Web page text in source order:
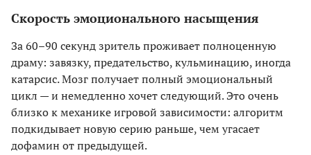
Скорость эмоционального насыщения
За 60–90 секунд зритель проживает полноценную
драму: завязку, предательство, кульминацию, иногда
катарсис. Мозг получает полный эмоциональный
цикл — и немедленно хочет следующий. Это очень
близко к механике игровой зависимости: алгоритм
подкидывает новую серию раньше, чем угасает
дофамин от предыдущей.